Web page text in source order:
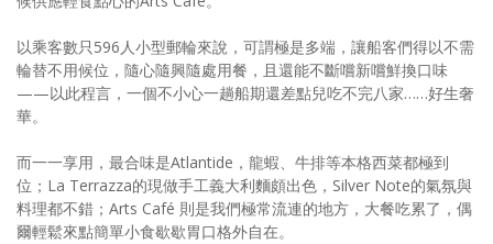
以乘客數只596人小型郵輪來說，可謂極是多端，讓船客們得以不需
輪替不用候位，隨心隨興隨處用餐，且還能不斷嚐新嚐鮮換口味
——以此程言，一個不小心一趟船期還差點兒吃不完八家……好生奢
華。
而一一享用，最合味是Atlantide，龍蝦、牛排等本格西菜都極到
位；La Terrazza的現做手工義大利麵頗出色，Silver Note的氣氛與
料理都不錯；Arts Café 則是我們極常流連的地方，大餐吃累了，偶
爾輕鬆來點簡單小食歇歇胃口格外自在。